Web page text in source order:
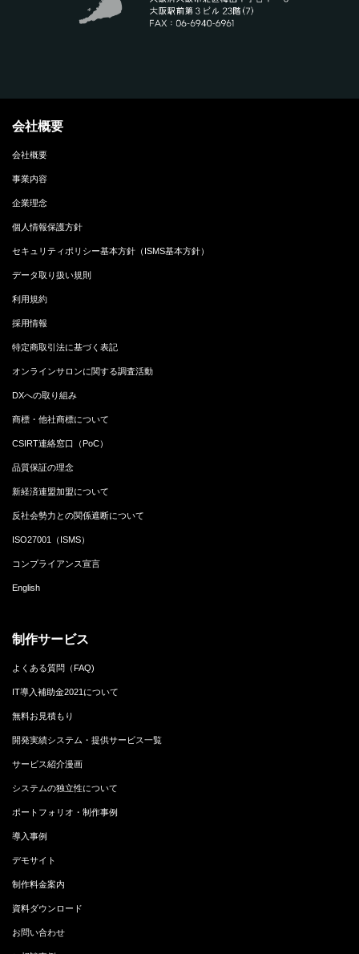
会社概要
会社概要
事業内容
企業理念
個人情報保護方針
セキュリティポリシー基本方針（ISMS基本方針）
データ取り扱い規則
利用規約
採用情報
特定商取引法に基づく表記
オンラインサロンに関する調査活動
DXへの取り組み
商標・他社商標について
CSIRT連絡窓口（PoC）
品質保証の理念
新経済連盟加盟について
反社会勢力との関係遮断について
ISO27001（ISMS）
コンプライアンス宣言
English
制作サービス
よくある質問（FAQ)
IT導入補助金2021について
無料お見積もり
開発実績システム・提供サービス一覧
サービス紹介漫画
システムの独立性について
ポートフォリオ・制作事例
導入事例
デモサイト
制作料金案内
資料ダウンロード
お問い合わせ